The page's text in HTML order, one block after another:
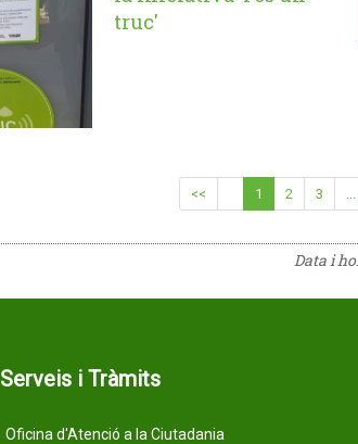
truc'
<< 1 2 3 ...
Data i
Serveis i Tràmits
Oficina d'Atenció a la Ciutadania